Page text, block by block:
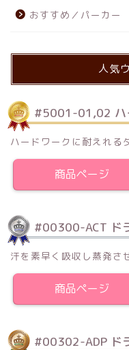
おすすめ／パーカー
人気
#5001-01,02 ハ
ハードワークに耐えれる
商品ページ
#00300-ACT ド
汗を素早く吸収し蒸発さ
商品ページ
#00302-ADP ド